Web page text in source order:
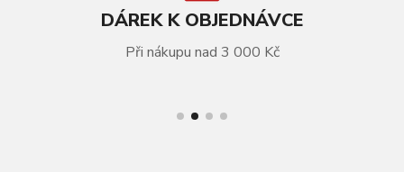
DÁREK K OBJEDNÁVCE
Při nákupu nad 3 000 Kč